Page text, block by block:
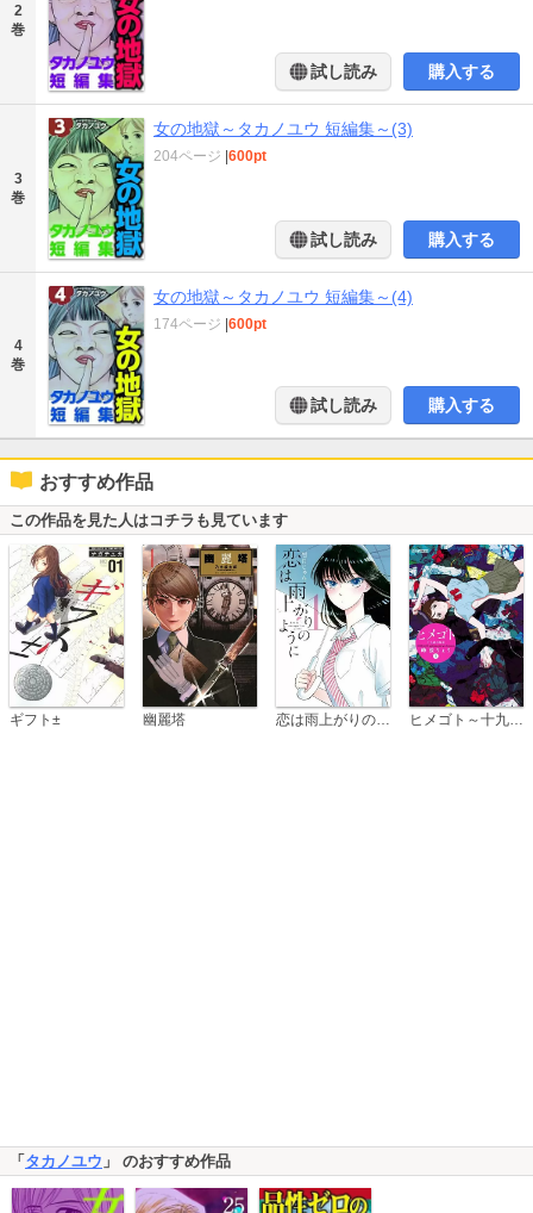
2
巻
試し読み 購入する
3
巻
女の地獄～タカノユウ 短編集～(3)
204ページ |600pt
試し読み 購入する
4
巻
女の地獄～タカノユウ 短編集～(4)
174ページ |600pt
試し読み 購入する
おすすめ作品
この作品を見た人はコチラも見ています
ギフト± 幽麗塔 ヒメゴト～十九歳の制服～
「タカノユウ 」 のおすすめ作品